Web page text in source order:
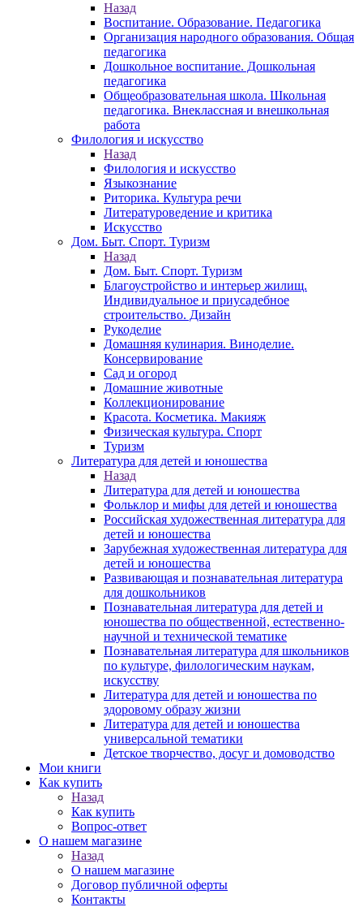
Назад
Воспитание. Образование. Педагогика
Организация народного образования. Общая
педагогика
Дошкольное воспитание. Дошкольная
педагогика
Общеобразовательная школа. Школьная
педагогика. Внеклассная и внешкольная
работа
Филология и искусство
Назад
Филология и искусство
Языкознание
Риторика. Культура речи
Литературоведение и критика
Искусство
Дом. Быт. Спорт. Туризм
Назад
Дом. Быт. Спорт. Туризм
Благоустройство и интерьер жилищ.
Индивидуальное и приусадебное
строительство. Дизайн
Рукоделие
Домашняя кулинария. Виноделие.
Консервирование
Сад и огород
Домашние животные
Коллекционирование
Красота. Косметика. Макияж
Физическая культура. Спорт
Туризм
Литература для детей и юношества
Назад
Литература для детей и юношества
Фольклор и мифы для детей и юношества
Российская художественная литература для
детей и юношества
Зарубежная художественная литература для
детей и юношества
Развивающая и познавательная литература
для дошкольников
Познавательная литература для детей и
юношества по общественной, естественно-
научной и технической тематике
Познавательная литература для школьников
по культуре, филологическим наукам,
искусству
Литература для детей и юношества по
здоровому образу жизни
Литература для детей и юношества
универсальной тематики
Детское творчество, досуг и домоводство
Мои книги
Как купить
Назад
Как купить
Вопрос-ответ
О нашем магазине
Назад
О нашем магазине
Договор публичной оферты
Контакты